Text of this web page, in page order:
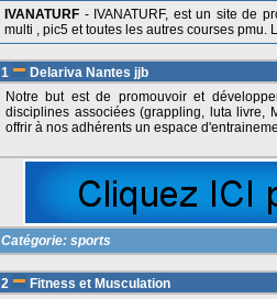
IVANATURF - IVANATURF, est un site de
multi , pic5 et toutes les autres courses
1
Delariva Nantes jjb
Notre but est de promouvoir et
disciplines associées (grappling, luta livre,
offrir à nos adhérents un espace
Catégorie: sports
2
Fitness et Musculation